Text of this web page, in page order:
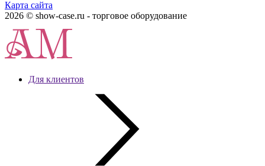
Карта сайта
2026 © show-case.ru - торговое оборудование
Для клиентов